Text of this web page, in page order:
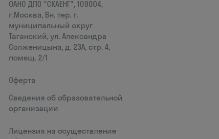
ОАНО ДПО "СКАЕНГ", 109004,
г.Москва, Вн. тер. г.
муниципальный округ
Таганский, ул. Александра
Солженицына, д. 23А, стр. 4,
помещ. 2/1
Оферта
Сведения об образовательной
организации
Лицензия на осуществление